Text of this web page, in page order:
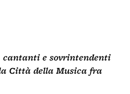
e sovrintendenti
Città della Musica fra